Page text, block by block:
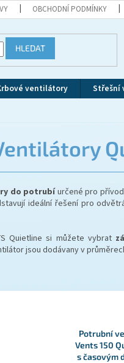
OBCHODNÍ PODMÍNKY
HLEDAT
ventilátory Střešní
do potrubíurčené pro
ideální řešení pro
Quietline si můžete vybrat
jsou dodávany v
Potrubní
Vents 150
s časovým